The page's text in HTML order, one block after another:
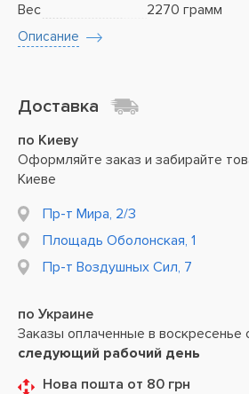
Вес
2270 грамм
Описание
Доставка
по Киеву
Оформляйте заказ и забирайте
Киеве
Пр-т Мира, 2/3
Площадь Оболонская, 1
Пр-т Воздушных Сил, 7
по Украине
Заказы оплаченные в воскресенье
следующий рабочий день
Нова пошта от 80 грн